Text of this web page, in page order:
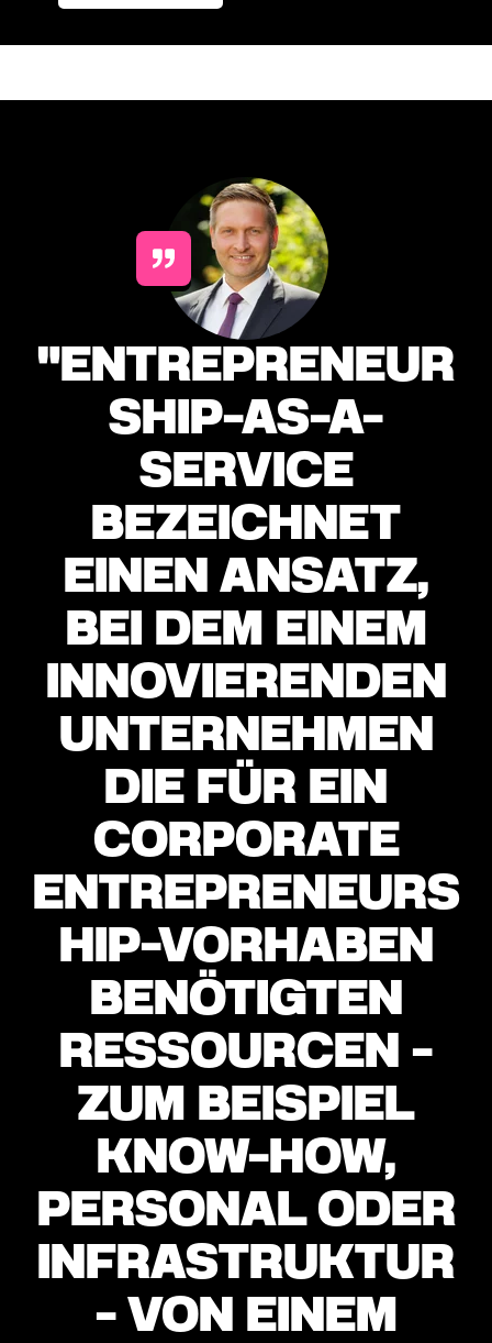
"ENTREPRENEUR
SHIP-AS-A-
SERVICE
BEZEICHNET
EINEN ANSATZ,
BEI DEM EINEM
INNOVIERENDEN
UNTERNEHMEN
DIE FÜR EIN
CORPORATE
ENTREPRENEURS
HIP-VORHABEN
BENÖTIGTEN
RESSOURCEN -
ZUM BEISPIEL
KNOW-HOW,
PERSONAL ODER
INFRASTRUKTUR
- VON EINEM